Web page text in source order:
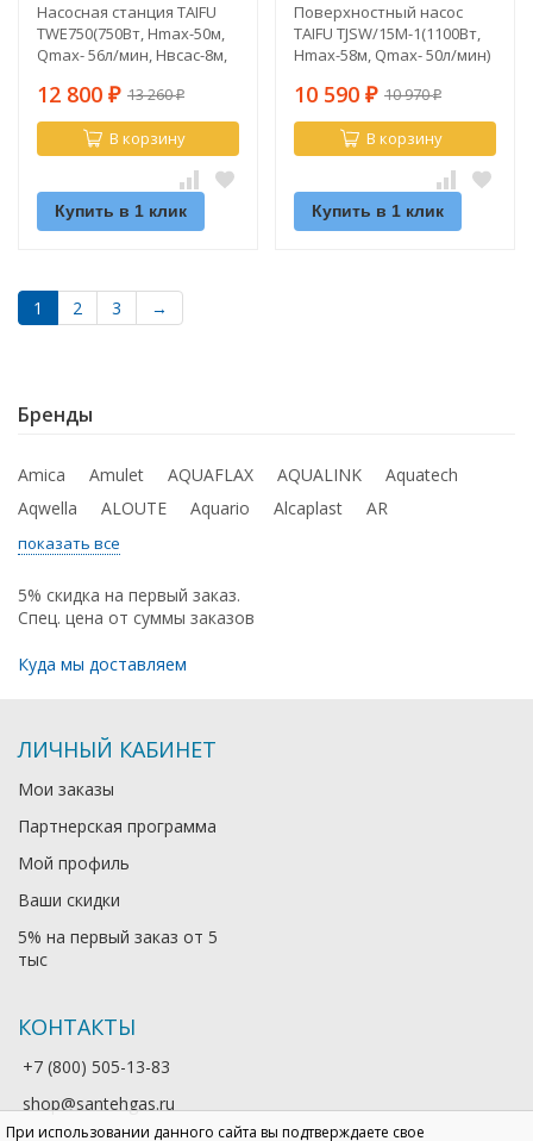
При использовании данного сайта вы подтверждаете свое
Насосная станция TAIFU
TWE750(750Вт, Hmax-50м,
Qmax- 56л/мин, Hвсас-8м,
12 800 ₽ 13 260₽
В корзину
Купить в 1 клик
Поверхностный насос
TAIFU TJSW/15M-1(1100Вт,
Hmax-58м, Qmax- 50л/мин)
10 590 ₽ 10 970₽
В корзину
Купить в 1 клик
1 2 3 →
Бренды
Amica Amulet AQUAFLAX AQUALINK
Aquatech
Aqwella
ALOUTE Aquario Alcaplast AR
показать все
5% скидка на первый заказ.
Спец. цена от суммы заказов
Куда мы доставляем
ЛИЧНЫЙ КАБИНЕТ
Мои заказы
Партнерская программа
Мой профиль
Ваши скидки
5% на первый заказ от 5
тыс
КОНТАКТЫ
+7 (800) 505-13-83
shop@santehgas.ru